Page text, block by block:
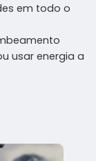
em todo o
usar energia a